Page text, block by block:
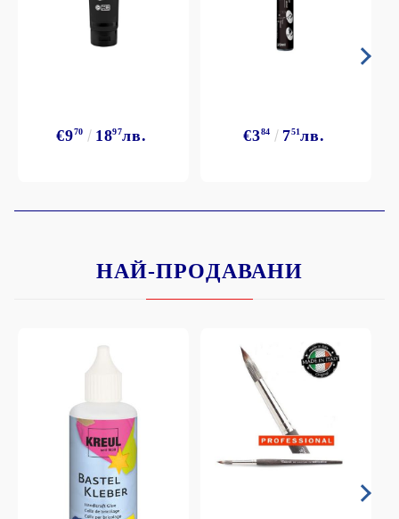
€970 1897лв. €384 751лв.
НАЙ-ПРОДАВАНИ